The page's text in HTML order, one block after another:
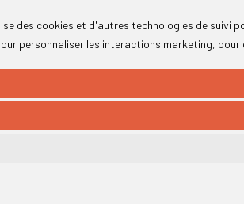
des cookies et d'autres technologies de suivi
personnaliser les interactions marketing, pour